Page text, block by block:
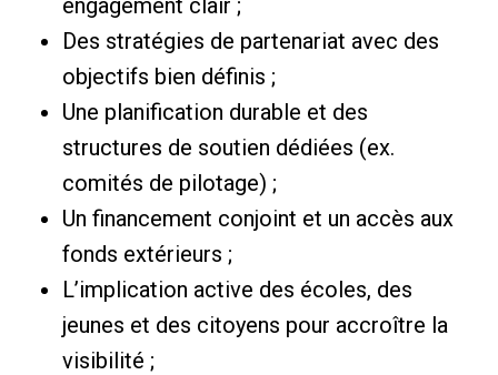
engagement clair ;
Des stratégies de partenariat avec des
objectifs bien définis ;
Une planification durable et des
structures de soutien dédiées (ex.
comités de pilotage) ;
Un financement conjoint et un accès aux
fonds extérieurs ;
L’implication active des écoles, des
jeunes et des citoyens pour accroître la
visibilité ;